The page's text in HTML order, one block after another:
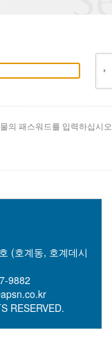
의 패스워드를 입력하십시
(호계동, 호계데시
9882
RESERVED.